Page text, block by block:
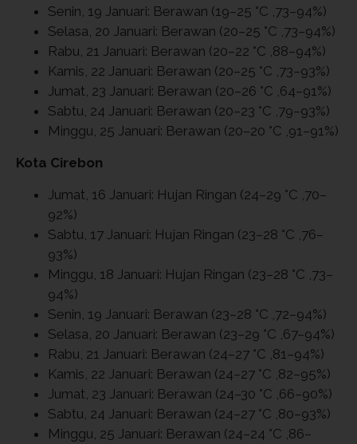
Senin, 19 Januari: Berawan (19–25 °C ,73–94%)
Selasa, 20 Januari: Berawan (20–25 °C ,73–94%)
Rabu, 21 Januari: Berawan (20–22 °C ,88–94%)
Kamis, 22 Januari: Berawan (20–25 °C ,73–93%)
Jumat, 23 Januari: Berawan (20–26 °C ,64–91%)
Sabtu, 24 Januari: Berawan (20–23 °C ,79–93%)
Minggu, 25 Januari: Berawan (20–20 °C ,91–91%)
Kota Cirebon
Jumat, 16 Januari: Hujan Ringan (24–29 °C ,70–
92%)
Sabtu, 17 Januari: Hujan Ringan (23–28 °C ,76–
93%)
Minggu, 18 Januari: Hujan Ringan (23–28 °C ,73–
94%)
Senin, 19 Januari: Berawan (23–28 °C ,72–94%)
Selasa, 20 Januari: Berawan (23–29 °C ,67–94%)
Rabu, 21 Januari: Berawan (24–27 °C ,81–94%)
Kamis, 22 Januari: Berawan (24–27 °C ,82–95%)
Jumat, 23 Januari: Berawan (24–30 °C ,66–90%)
Sabtu, 24 Januari: Berawan (24–27 °C ,80–93%)
Minggu, 25 Januari: Berawan (24–24 °C ,86–